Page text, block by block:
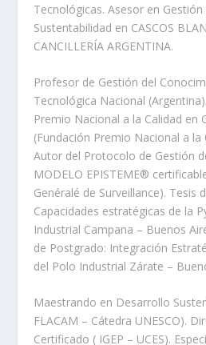
Tecnológicas. Asesor en
Sustentabilidad en CASCOS
CANCILLERÍA ARGENTINA.
Profesor de Gestión del
Tecnológica Nacional
Premio Nacional a la Calidad en
(Fundación Premio Nacional a la
Autor del Protocolo de Gestión
MODELO EPISTEME®
Genéralé de Surveillance). Tesis
Capacidades estratégicas de la
Industrial Campana – Buenos
de Postgrado: Integración
del Polo Industrial Zárate –
Maestrando en Desarrollo
FLACAM – Cátedra UNESCO).
Certificado ( IGEP – UCES).